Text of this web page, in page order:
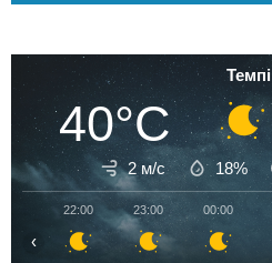
Темпі
40°C
2 м/с 18%
22:00 23:00 00:00
‹